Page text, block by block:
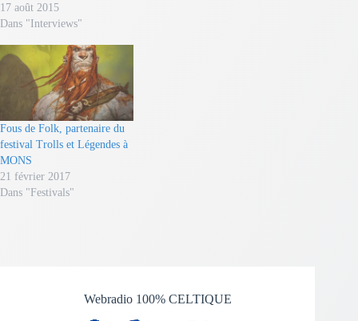
17 août 2015
Dans "Interviews"
Fous de Folk, partenaire du
festival Trolls et Légendes à
MONS
21 février 2017
Dans "Festivals"
Webradio 100% CELTIQUE